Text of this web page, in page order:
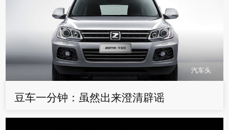
汽车头
豆车一分钟：虽然出来澄清辟谣